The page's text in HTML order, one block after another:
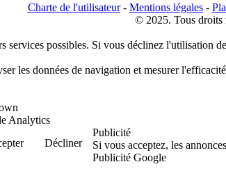
Charte de l'utilisateur- Mentions légales-
© 2025. Tous droits
possibles. Si vous déclinez l'utilisation
les données de navigation et mesurer
Analytics
Décliner
Publicité
Si vous acceptez, les
Publicité Google